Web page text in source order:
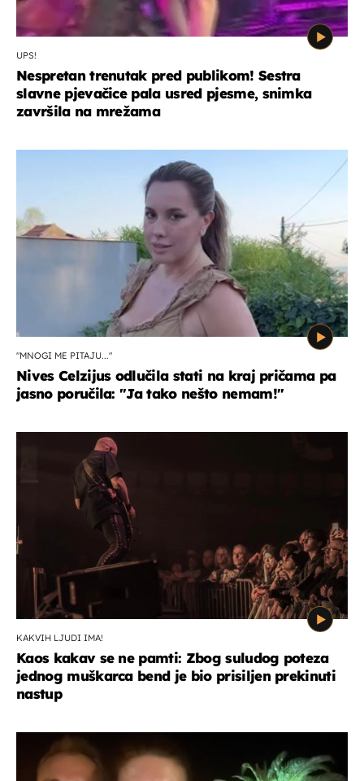
UPS!
Nespretan trenutak pred publikom! Sestra
slavne pjevačice pala usred pjesme, snimka
završila na mrežama
"MNOGI ME PITAJU..."
Nives Celzijus odlučila stati na kraj pričama pa
jasno poručila: "Ja tako nešto nemam!"
KAKVIH LJUDI IMA!
Kaos kakav se ne pamti: Zbog suludog poteza
jednog muškarca bend je bio prisiljen prekinuti
nastup